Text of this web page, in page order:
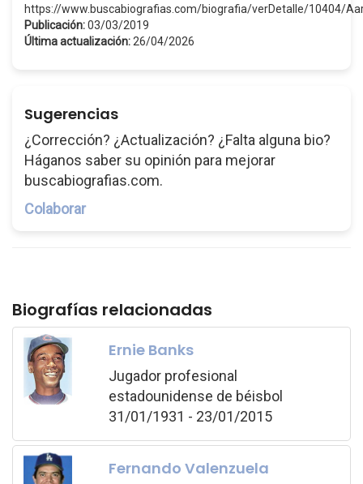
https://www.buscabiografias.com/biografia/verDetalle/10404/
Publicación:03/03/2019
Última actualización: 26/04/2026
Sugerencias
¿Corrección? ¿Actualización? ¿Falta alguna bio?
Háganos saber su opinión para mejorar
buscabiografias.com.
Colaborar
Biografías relacionadas
Ernie Banks
Jugador profesional
estadounidense de béisbol
31/01/1931 - 23/01/2015
Fernando Valenzuela